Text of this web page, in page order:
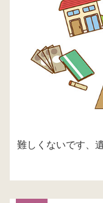
難しくないです、